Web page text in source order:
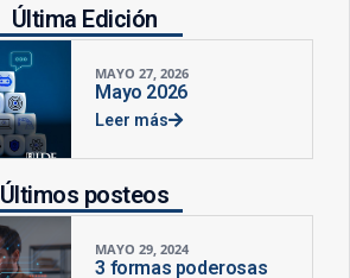
Última Edición
MAYO 27, 2026
Mayo 2026
Leer más
Últimos posteos
MAYO 29, 2024
3 formas poderosas